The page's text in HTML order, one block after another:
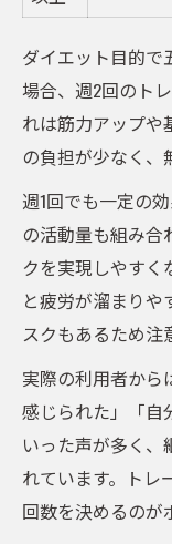
ダイエット目的で
場合、週2回のト
れは筋力アップや
の負担が少なく、
週1回でも一定の
の活動量も組み合
クを実現しやすく
と疲労が溜まり
スクもあるため注
実際の利用者から
感じられた」「自
いった声が多く、
れています。トレ
回数を決めるのが